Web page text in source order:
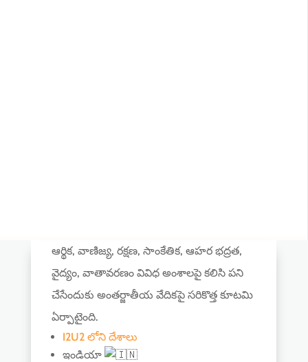
ఆర్థిక, వాణిజ్య, రక్షణ, సాంకేతిక, ఆహర భద్రత,
వైద్యం, వాతావరణం వివిధ అంశాలపై కలిసి పని
చేసేందుకు అంతర్జాతీయ వేదికపై సరికొత్త కూటమి
ఏర్పాటైంది.
I2U2 లోని దేశాలు
ఇండియా